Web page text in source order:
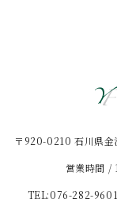
〒920-0210 石川県
営業時間 /
TEL:076-282-